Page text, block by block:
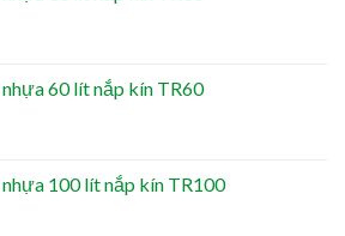
60 lít nắp kín TR60
100 lít nắp kín TR100